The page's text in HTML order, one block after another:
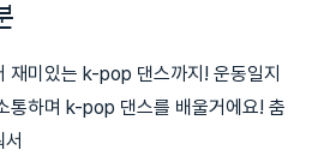
재미있는 k-pop 댄스까지! 운동일지
통하며 k-pop 댄스를 배울거에요! 춤